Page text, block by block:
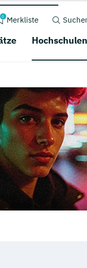
0 Merkliste